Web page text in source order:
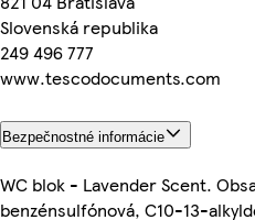
Slovenská republika
249 496 777
www.tescodocuments.com
Bezpečnostné informácie
WC blok - Lavender Scent.
benzénsulfónová, C10-13-